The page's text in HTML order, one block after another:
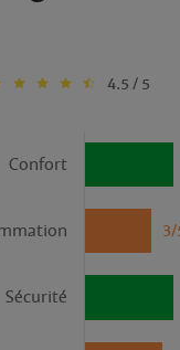
4.5 / 5
Confort
3/
Sécurité